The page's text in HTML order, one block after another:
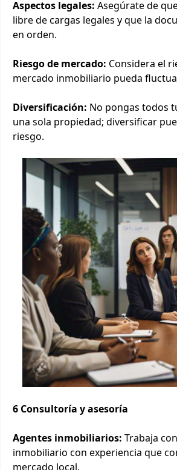
Aspectos legales: Asegúrate de
libre de cargas legales y que la
en orden.
Riesgo de mercado: Considera el
mercado inmobiliario pueda
Diversificación: No pongas todos
una sola propiedad; diversificar
riesgo.
6 Consultoría y asesoría
Agentes inmobiliarios: Trabaja
inmobiliario con experiencia que
mercado local.